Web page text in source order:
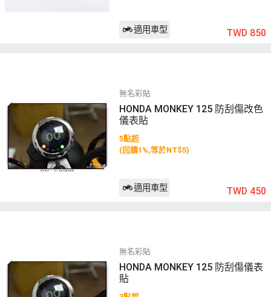
適用車型 TWD 850
無名彩貼
HONDA MONKEY 125 防刮傷改色
儀表貼
5點起
(回饋1%,等於NT$5)
適用車型 TWD 450
無名彩貼
HONDA MONKEY 125 防刮傷儀表
貼